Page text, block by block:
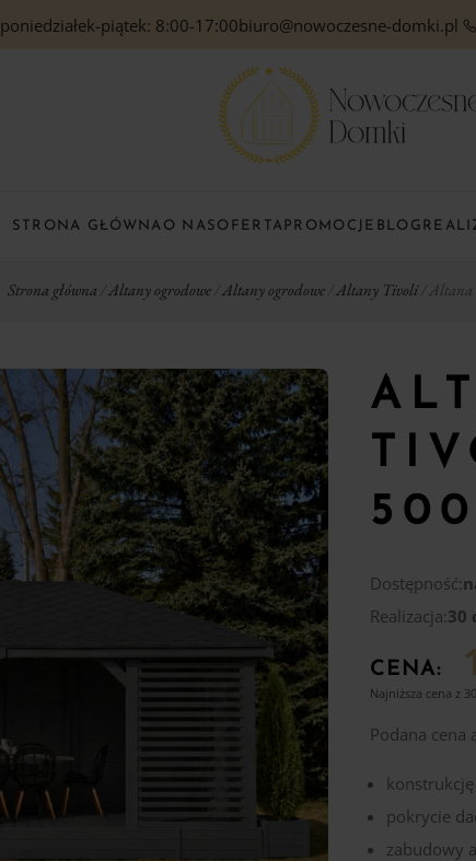
poniedziałek-piątek: 8:00-17:00biuro@nowoczesne-domki.pl
STRONA GŁÓWNA O NAS OFERTA PROMOCJE BLOG
Strona główna Altany ogrodowe Altany ogrodowe Altany Tivoli/ Altana
Dostępność:
Realizacja:30
CENA:
Najniższa cena z
Podana cena
pokrycie
zabudowy